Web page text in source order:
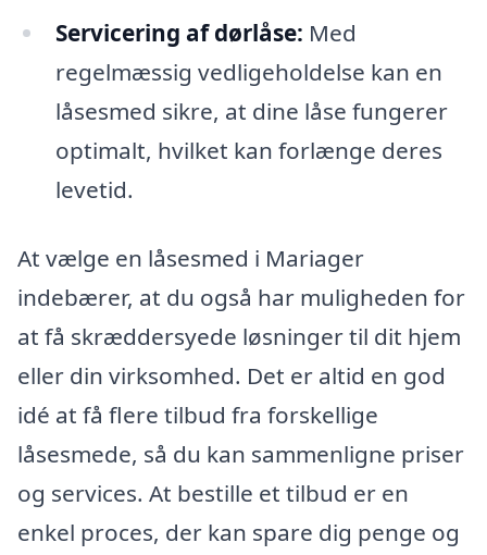
Servicering af dørlåse: Med
regelmæssig vedligeholdelse kan en
låsesmed sikre, at dine låse fungerer
optimalt, hvilket kan forlænge deres
levetid.
At vælge en låsesmed i Mariager
indebærer, at du også har muligheden for
at få skræddersyede løsninger til dit hjem
eller din virksomhed. Det er altid en god
idé at få flere tilbud fra forskellige
låsesmede, så du kan sammenligne priser
og services. At bestille et tilbud er en
enkel proces, der kan spare dig penge og